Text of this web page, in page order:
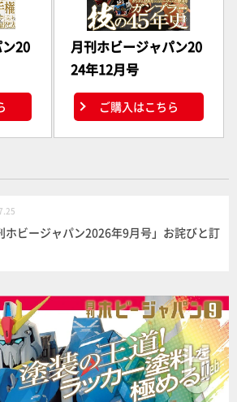
20
月刊ホビージャパン20
24年12月号
ご購入はこちら
ホビージャパン2026年9月号」お詫びと訂